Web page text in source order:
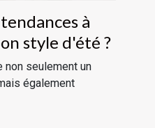
à
style d'été ?
non seulement un
également